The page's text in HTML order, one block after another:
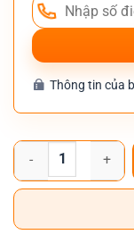
Thông tin của
Máy photocopy